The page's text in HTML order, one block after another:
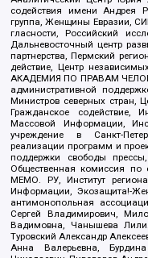
содействия имени Андрея
группа, Женщины Евразии,
гласности, Российский
Дальневосточный центр
партнерства, Пермский
действие, Центр
АКАДЕМИЯ ПО ПРАВАМ
административной
Министров северных стран,
Гражданское содействие,
Массовой Информации,
учреждение в Санкт-
реализации программ и
поддержки свободы
Общественная комиссия по
МЕМО. РУ, Институт
Информации, Экозащита!-
антимонопольная
Сергей Владимирович,
Вадимовна, Чанышева
Туровский Александр
Анна Валерьевна,